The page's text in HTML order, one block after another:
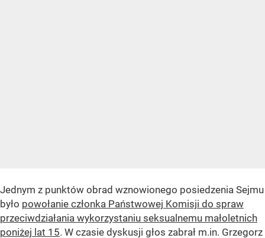
Jednym z punktów obrad wznowionego posiedzenia Sejmu
było powołanie członka Państwowej Komisji do spraw
przeciwdziałania wykorzystaniu seksualnemu małoletnich
poniżej lat 15. W czasie dyskusji głos zabrał m.in. Grzegorz